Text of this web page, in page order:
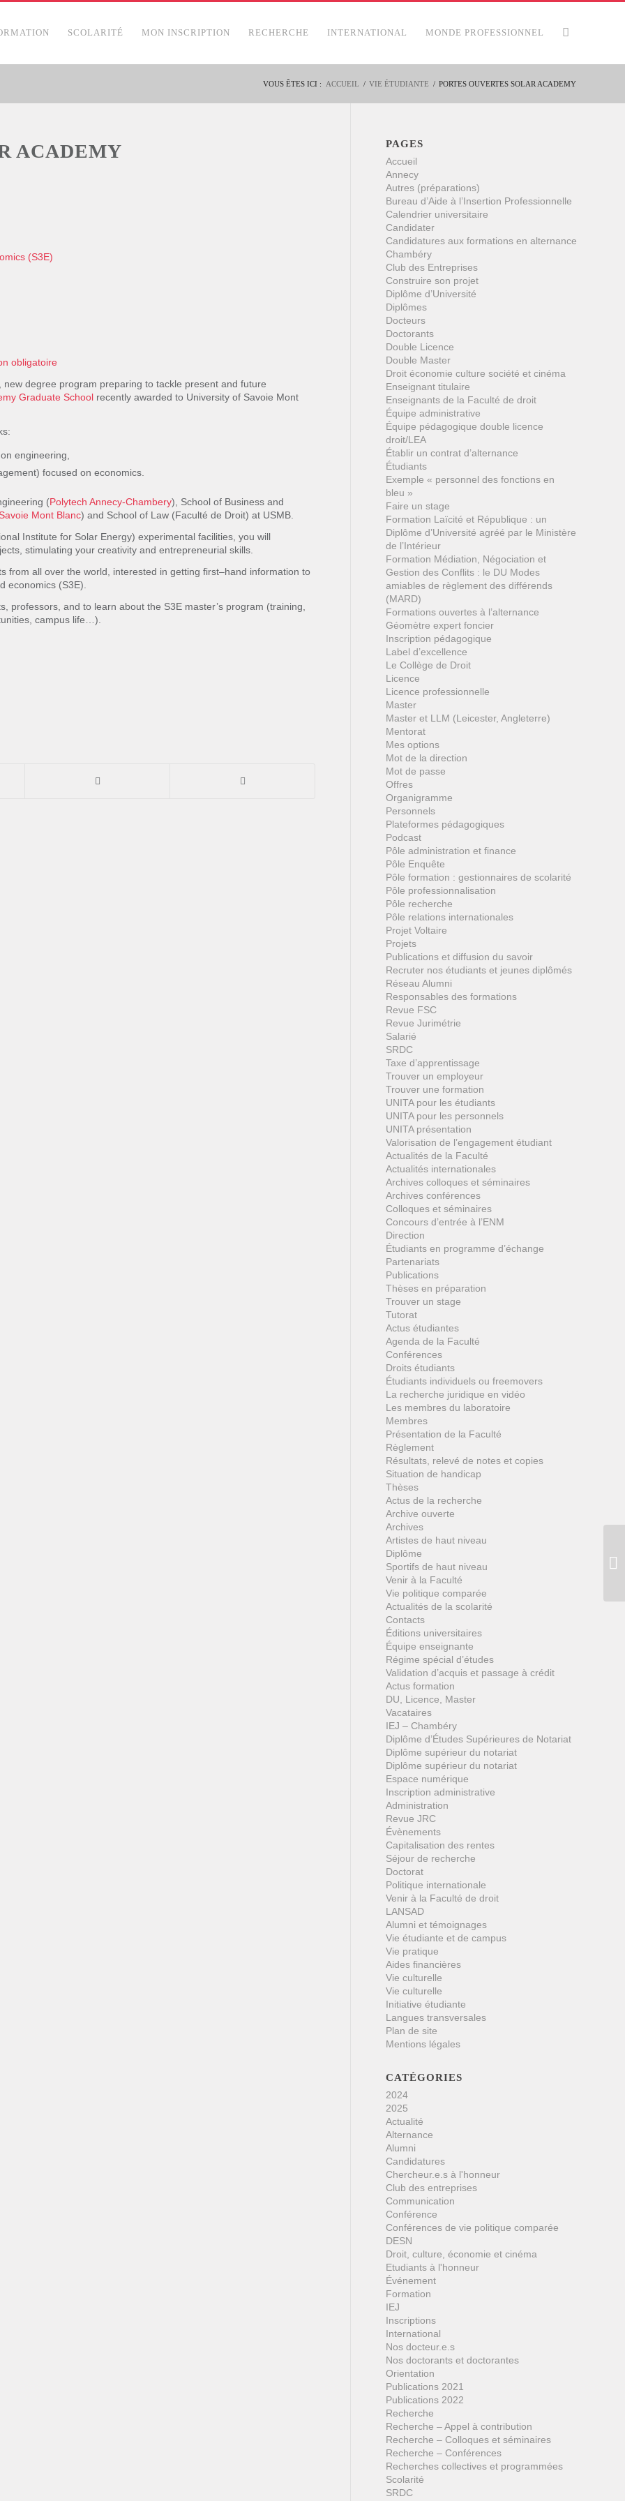
SCOLARITÉ MON INSCRIPTION RECHERCHE INTERNATIONAL MONDE PROFESSIONNEL
VOUS ÊTES ICI : ACCUEIL / VIE ÉTUDIANTE / PORTES OUVERTES SOLAR ACADEMY
ACADEMY
(S3E)
obligatoire
degree program preparing to tackle present and future
Graduate School recently awarded to University of Savoie Mont
engineering,
focused on economics.
(Polytech Annecy-Chambery), School of Business and
Mont Blanc) and School of Law (Faculté de Droit) at USMB.
Institute for Solar Energy) experimental facilities, you will
stimulating your creativity and entrepreneurial skills.
from all over the world, interested in getting first–hand information to
economics (S3E).
professors, and to learn about the S3E master’s program (training,
campus life…).
PAGES
Accueil
Annecy
Autres (préparations)
Bureau d’Aide à l’Insertion Professionnelle
Calendrier universitaire
Candidater
Candidatures aux formations en alternance
Chambéry
Club des Entreprises
Construire son projet
Diplôme d’Université
Diplômes
Docteurs
Doctorants
Double Licence
Double Master
Droit économie culture société et cinéma
Enseignant titulaire
Enseignants de la Faculté de droit
Équipe administrative
Équipe pédagogique double licence
droit/LEA
Établir un contrat d’alternance
Étudiants
Exemple « personnel des fonctions en
bleu »
Faire un stage
Formation Laïcité et République : un
Diplôme d’Université agréé par le Ministère
de l’Intérieur
Formation Médiation, Négociation et
Gestion des Conflits : le DU Modes
amiables de règlement des différends
(MARD)
Formations ouvertes à l’alternance
Géomètre expert foncier
Inscription pédagogique
Label d’excellence
Le Collège de Droit
Licence
Licence professionnelle
Master
Master et LLM (Leicester, Angleterre)
Mentorat
Mes options
Mot de la direction
Mot de passe
Offres
Organigramme
Personnels
Plateformes pédagogiques
Podcast
Pôle administration et finance
Pôle Enquête
Pôle formation : gestionnaires de scolarité
Pôle professionnalisation
Pôle recherche
Pôle relations internationales
Projet Voltaire
Projets
Publications et diffusion du savoir
Recruter nos étudiants et jeunes diplômés
Réseau Alumni
Responsables des formations
Revue FSC
Revue Jurimétrie
Salarié
SRDC
Taxe d’apprentissage
Trouver un employeur
Trouver une formation
UNITA pour les étudiants
UNITA pour les personnels
UNITA présentation
Valorisation de l’engagement étudiant
Actualités de la Faculté
Actualités internationales
Archives colloques et séminaires
Archives conférences
Colloques et séminaires
Concours d’entrée à l’ENM
Direction
Étudiants en programme d’échange
Partenariats
Publications
Thèses en préparation
Trouver un stage
Tutorat
Actus étudiantes
Agenda de la Faculté
Conférences
Droits étudiants
Étudiants individuels ou freemovers
La recherche juridique en vidéo
Les membres du laboratoire
Membres
Présentation de la Faculté
Règlement
Résultats, relevé de notes et copies
Situation de handicap
Thèses
Actus de la recherche
Archive ouverte
Archives
Artistes de haut niveau
Diplôme
Sportifs de haut niveau
Venir à la Faculté
Vie politique comparée
Actualités de la scolarité
Contacts
Éditions universitaires
Équipe enseignante
Régime spécial d’études
Validation d’acquis et passage à crédit
Actus formation
DU, Licence, Master
Vacataires
IEJ – Chambéry
Diplôme d’Études Supérieures de Notariat
Diplôme supérieur du notariat
Diplôme supérieur du notariat
Espace numérique
Inscription administrative
Administration
Revue JRC
Évènements
Capitalisation des rentes
Séjour de recherche
Doctorat
Politique internationale
Venir à la Faculté de droit
LANSAD
Alumni et témoignages
Vie étudiante et de campus
Vie pratique
Aides financières
Vie culturelle
Vie culturelle
Initiative étudiante
Langues transversales
Plan de site
Mentions légales
CATÉGORIES
2024
2025
Actualité
Alternance
Alumni
Candidatures
Chercheur.e.s à l'honneur
Club des entreprises
Communication
Conférence
Conférences de vie politique comparée
DESN
Droit, culture, économie et cinéma
Etudiants à l'honneur
Événement
Formation
IEJ
Inscriptions
International
Nos docteur.e.s
Nos doctorants et doctorantes
Orientation
Publications 2021
Publications 2022
Recherche
Recherche – Appel à contribution
Recherche – Colloques et séminaires
Recherche – Conférences
Recherches collectives et programmées
Scolarité
SRDC